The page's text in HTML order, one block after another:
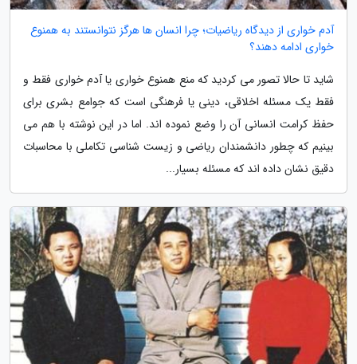
آدم خواری از دیدگاه ریاضیات؛ چرا انسان ها هرگز نتوانستند به همنوع
خواری ادامه دهند؟
شاید تا حالا تصور می کردید که منع همنوع خواری یا آدم خواری فقط و
فقط یک مسئله اخلاقی، دینی یا فرهنگی است که جوامع بشری برای
حفظ کرامت انسانی آن را وضع نموده اند. اما در این نوشته با هم می
بینیم که چطور دانشمندان ریاضی و زیست شناسی تکاملی با محاسبات
دقیق نشان داده اند که مسئله بسیار...